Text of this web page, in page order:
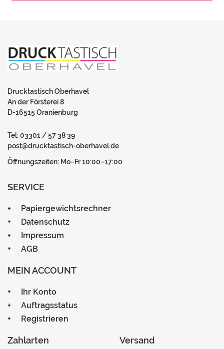
Drucktastisch Oberhavel
An der Försterei 8
D-16515 Oranienburg
Tel: 03301 / 57 38 39
post@drucktastisch-oberhavel.de
Öffnungszeiten: Mo–Fr 10:00–17:00
SERVICE
Papiergewichtsrechner
Datenschutz
Impressum
AGB
MEIN ACCOUNT
Ihr Konto
Auftragsstatus
Registrieren
Zahlarten Versand